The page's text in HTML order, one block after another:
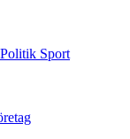
Politik Sport